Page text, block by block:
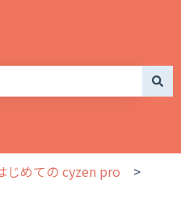
じめての cyzen pro